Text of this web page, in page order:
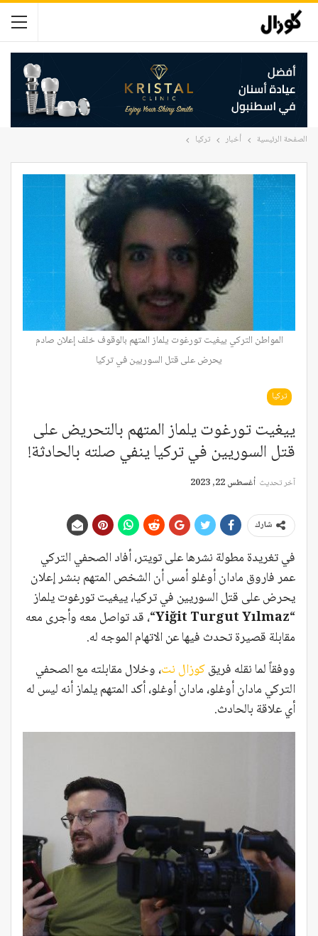
الصفحة الرئيسية أخبار تركيا
المواطن التركي ييغيت تورغوت يلماز المتهم بالوقوف خلف إعلان صادم
يحرض على قتل السوريين في تركيا
تركيا
ييغيت تورغوت يلماز المتهم بالتحريض على
قتل السوريين في تركيا ينفي صلته بالحادثة!
آخر تحديث أغسطس 22, 2023
شارك
في تغريدة مطولة نشرها على تويتر، أفاد الصحفي التركي
عمر فاروق مادان أوغلو أمس أن الشخص المتهم بنشر إعلان
يحرض على قتل السوريين في تركيا، ييغيت تورغوت يلماز
“
Yiğit Turgut Yılmaz“، قد تواصل معه وأجرى معه
مقابلة قصيرة تحدث فيها عن الاتهام الموجه له.
ووفقاً لما نقله فريقكوزال نت، وخلال مقابلته مع الصحفي
التركي مادان أوغلو، مادان أوغلو، أكد المتهم يلماز أنه ليس له
أي علاقة بالحادث.